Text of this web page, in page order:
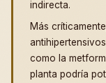
indirecta.
Más
como la
planta podría